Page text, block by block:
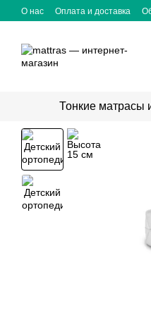
Перейти к основному
О нас Оплата и доставка
Тонкие матрасы